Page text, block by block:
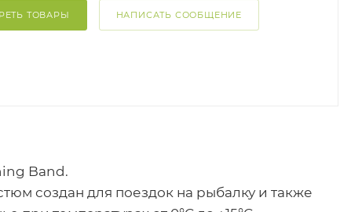
ТОВАРЫ НАПИСАТЬ СООБЩЕНИЕ
Band.
создан для поездок на рыбалку и также